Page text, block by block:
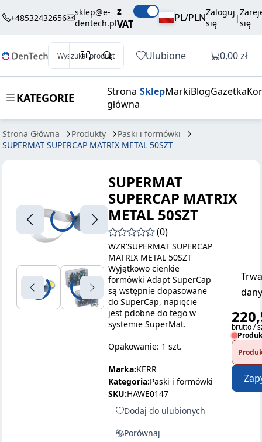
+48532432656
sklep@e-
dentech.pl
z
VAT
PL/PLNZaloguj
się
|się
Wyszukaj produkt Ulubione Otwórz
0,00 zł
KATEGORIE
Strona
główna
SklepMarkiBlogGazetka
Strona Główna Produkty
Paski i formówki
SUPERMAT SUPERCAP MATRIX METAL 50SZT
SUPERCAP
METAL 50SZT
brutto / szt.
SUPERMAT
SUPERCAP MATRIX
METAL 50SZT
(0)
WZR'SUPERMAT SUPERCAP
MATRIX METAL 50SZT
Wyjątkowo cienkie
formówki Adapt SuperCap
są wstępnie dopasowane
do SuperCap, napięcie
jest pdobne do tego w
systemie SuperMat.
Opakowanie: 1 szt.
Marka:KERR
Kategoria:Paski i formówki
SKU:HAWE0147
Dodaj do ulubionych
Porównaj
brutto /